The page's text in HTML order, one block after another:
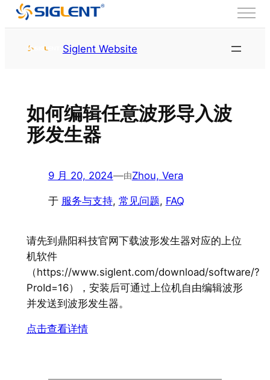
首页 服务与支持
Siglent Website
如何编辑任意波形导入波
形发生器
9 月 20, 2024—由Zhou, Vera
于 服务与支持, 常见问题, FAQ
请先到鼎阳科技官网下载波形发生器对应的上位
机软件
（https://www.siglent.com/download/software/?
ProId=16），安装后可通过上位机自由编辑波形
并发送到波形发生器。
点击查看详情